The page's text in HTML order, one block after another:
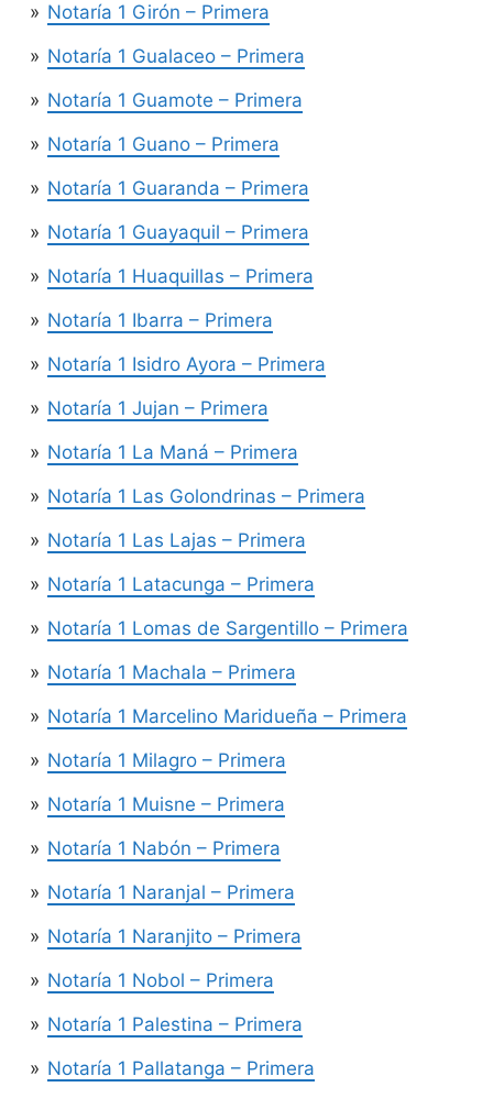
Notaría 1 Girón – Primera
Notaría 1 Gualaceo – Primera
Notaría 1 Guamote – Primera
Notaría 1 Guano – Primera
Notaría 1 Guaranda – Primera
Notaría 1 Guayaquil – Primera
Notaría 1 Huaquillas – Primera
Notaría 1 Ibarra – Primera
Notaría 1 Isidro Ayora – Primera
Notaría 1 Jujan – Primera
Notaría 1 La Maná – Primera
Notaría 1 Las Golondrinas – Primera
Notaría 1 Las Lajas – Primera
Notaría 1 Latacunga – Primera
Notaría 1 Lomas de Sargentillo – Primera
Notaría 1 Machala – Primera
Notaría 1 Marcelino Maridueña – Primera
Notaría 1 Milagro – Primera
Notaría 1 Muisne – Primera
Notaría 1 Nabón – Primera
Notaría 1 Naranjal – Primera
Notaría 1 Naranjito – Primera
Notaría 1 Nobol – Primera
Notaría 1 Palestina – Primera
Notaría 1 Pallatanga – Primera